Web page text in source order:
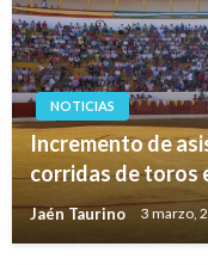
NOTICIAS
Incremento de
corridas de toros
Jaén Taurino 3 marzo,